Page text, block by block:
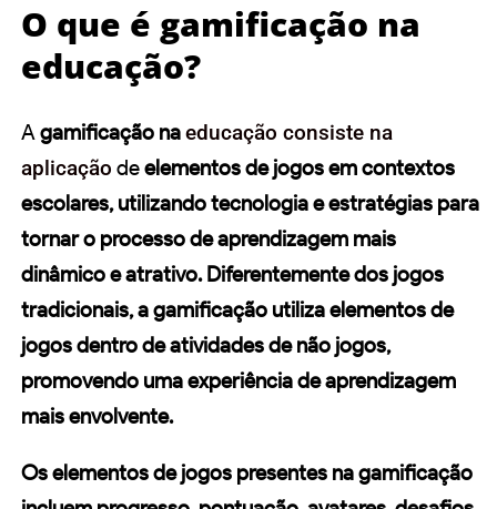
O que é gamificação na
educação?
Agamificação naeducação consiste na
aplicação deelementos de jogos em contextos
escolares, utilizando tecnologia e estratégias para
tornar o processo de aprendizagem mais
dinâmico e atrativo. Diferentemente dos jogos
tradicionais, a gamificação utilizaelementos de
jogosdentro de atividades de não jogos,
promovendo uma experiência de aprendizagem
mais envolvente.
Os elementos de jogos presentes na gamificação